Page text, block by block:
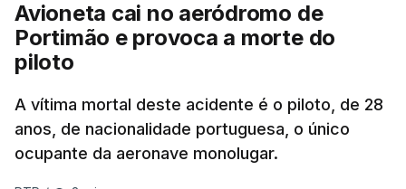
Avioneta cai no aeródromo de
Portimão e provoca a morte do
piloto
A vítima mortal deste acidente é o piloto, de 28
anos, de nacionalidade portuguesa, o único
ocupante da aeronave monolugar.